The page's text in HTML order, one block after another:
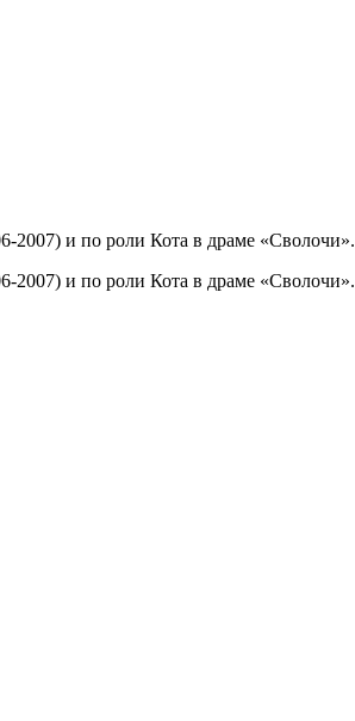
2007) и по роли Кота в драме «Сволочи».
2007) и по роли Кота в драме «Сволочи».